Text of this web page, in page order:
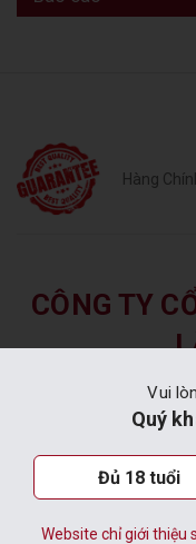
Hàng
CÔNG TY
VĂN PHÒNG TẠI
Email:
Hotline:
(0263)3 520 290
Vui
Quý
Đủ 18 tuổi
Website chỉ giới thiệu